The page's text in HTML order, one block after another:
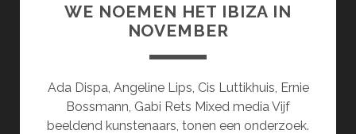
WE NOEMEN HET IBIZA IN
NOVEMBER
Ada Dispa, Angeline Lips, Cis Luttikhuis, Ernie
Bossmann, Gabi Rets Mixed media Vijf
beeldend kunstenaars, tonen een onderzoek.